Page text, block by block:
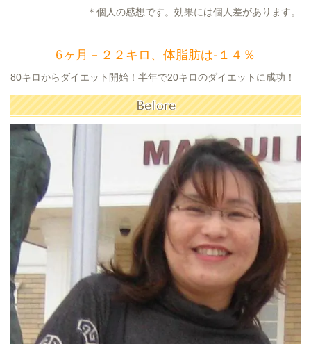
＊個人の感想です。効果には個人差があります。
6ヶ月－２２キロ、体脂肪は-１４％
80キロからダイエット開始！半年で20キロのダイエットに成功！
Before